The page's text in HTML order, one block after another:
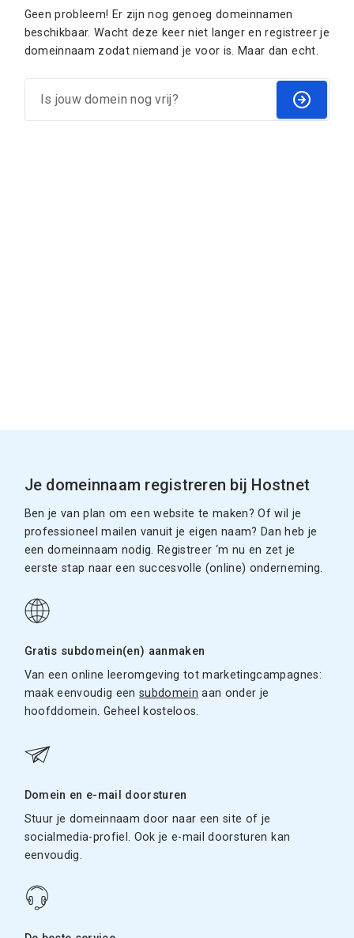
Geen probleem! Er zijn nog genoeg domeinnamen
beschikbaar. Wacht deze keer niet langer en registreer je
domeinnaam zodat niemand je voor is. Maar dan echt.
Je domeinnaam registreren bij Hostnet
Ben je van plan om een website te maken? Of wil je
professioneel mailen vanuit je eigen naam? Dan heb je
een domeinnaam nodig. Registreer ‘m nu en zet je
eerste stap naar een succesvolle (online) onderneming.
Gratis subdomein(en) aanmaken
Van een online leeromgeving tot marketingcampagnes:
maak eenvoudig eensubdomein aan onder je
hoofddomein. Geheel kosteloos.
Domein en e-mail doorsturen
Stuur je domeinnaam door naar een site of je
socialmedia-profiel. Ook je e-mail doorsturen kan
eenvoudig.